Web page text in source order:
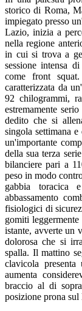
storico di Roma,
impiegato presso
Lazio, inizia a
nella regione
in cui si trova a
sessione intensa
come front
caratterizzata da
92 chilogrammi,
estremamente
dedito che si
singola settimana
un'importante
della sua terza
bilanciere pari a
peso in modo
gabbia toracica
abbassamento
fisiologici di
gomiti
istante, avverte un
dolorosa che si
spalla. Il mattino
clavicola
aumenta
braccio al di
posizione prona sul